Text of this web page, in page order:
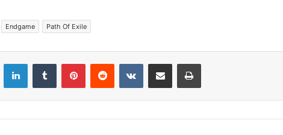
Endgame Path Of Exile